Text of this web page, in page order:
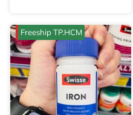
Freeship TP.HCM